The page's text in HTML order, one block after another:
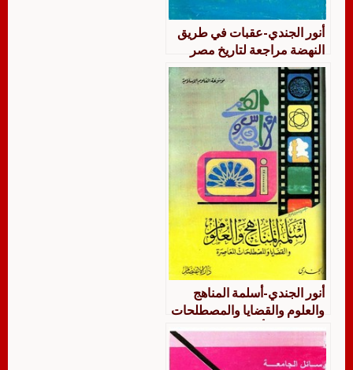
أنور الجندي-عقبات في طريق
النهضة مراجعة لتاريخ مصر
الإسلامية منذ الحملة الفرنسية
إلى النكسة 1898 – 1964
أنور الجندي-أسلمة المناهج
والعلوم والقضايا والمصطلحات
المعاصرة – أنور الجندي